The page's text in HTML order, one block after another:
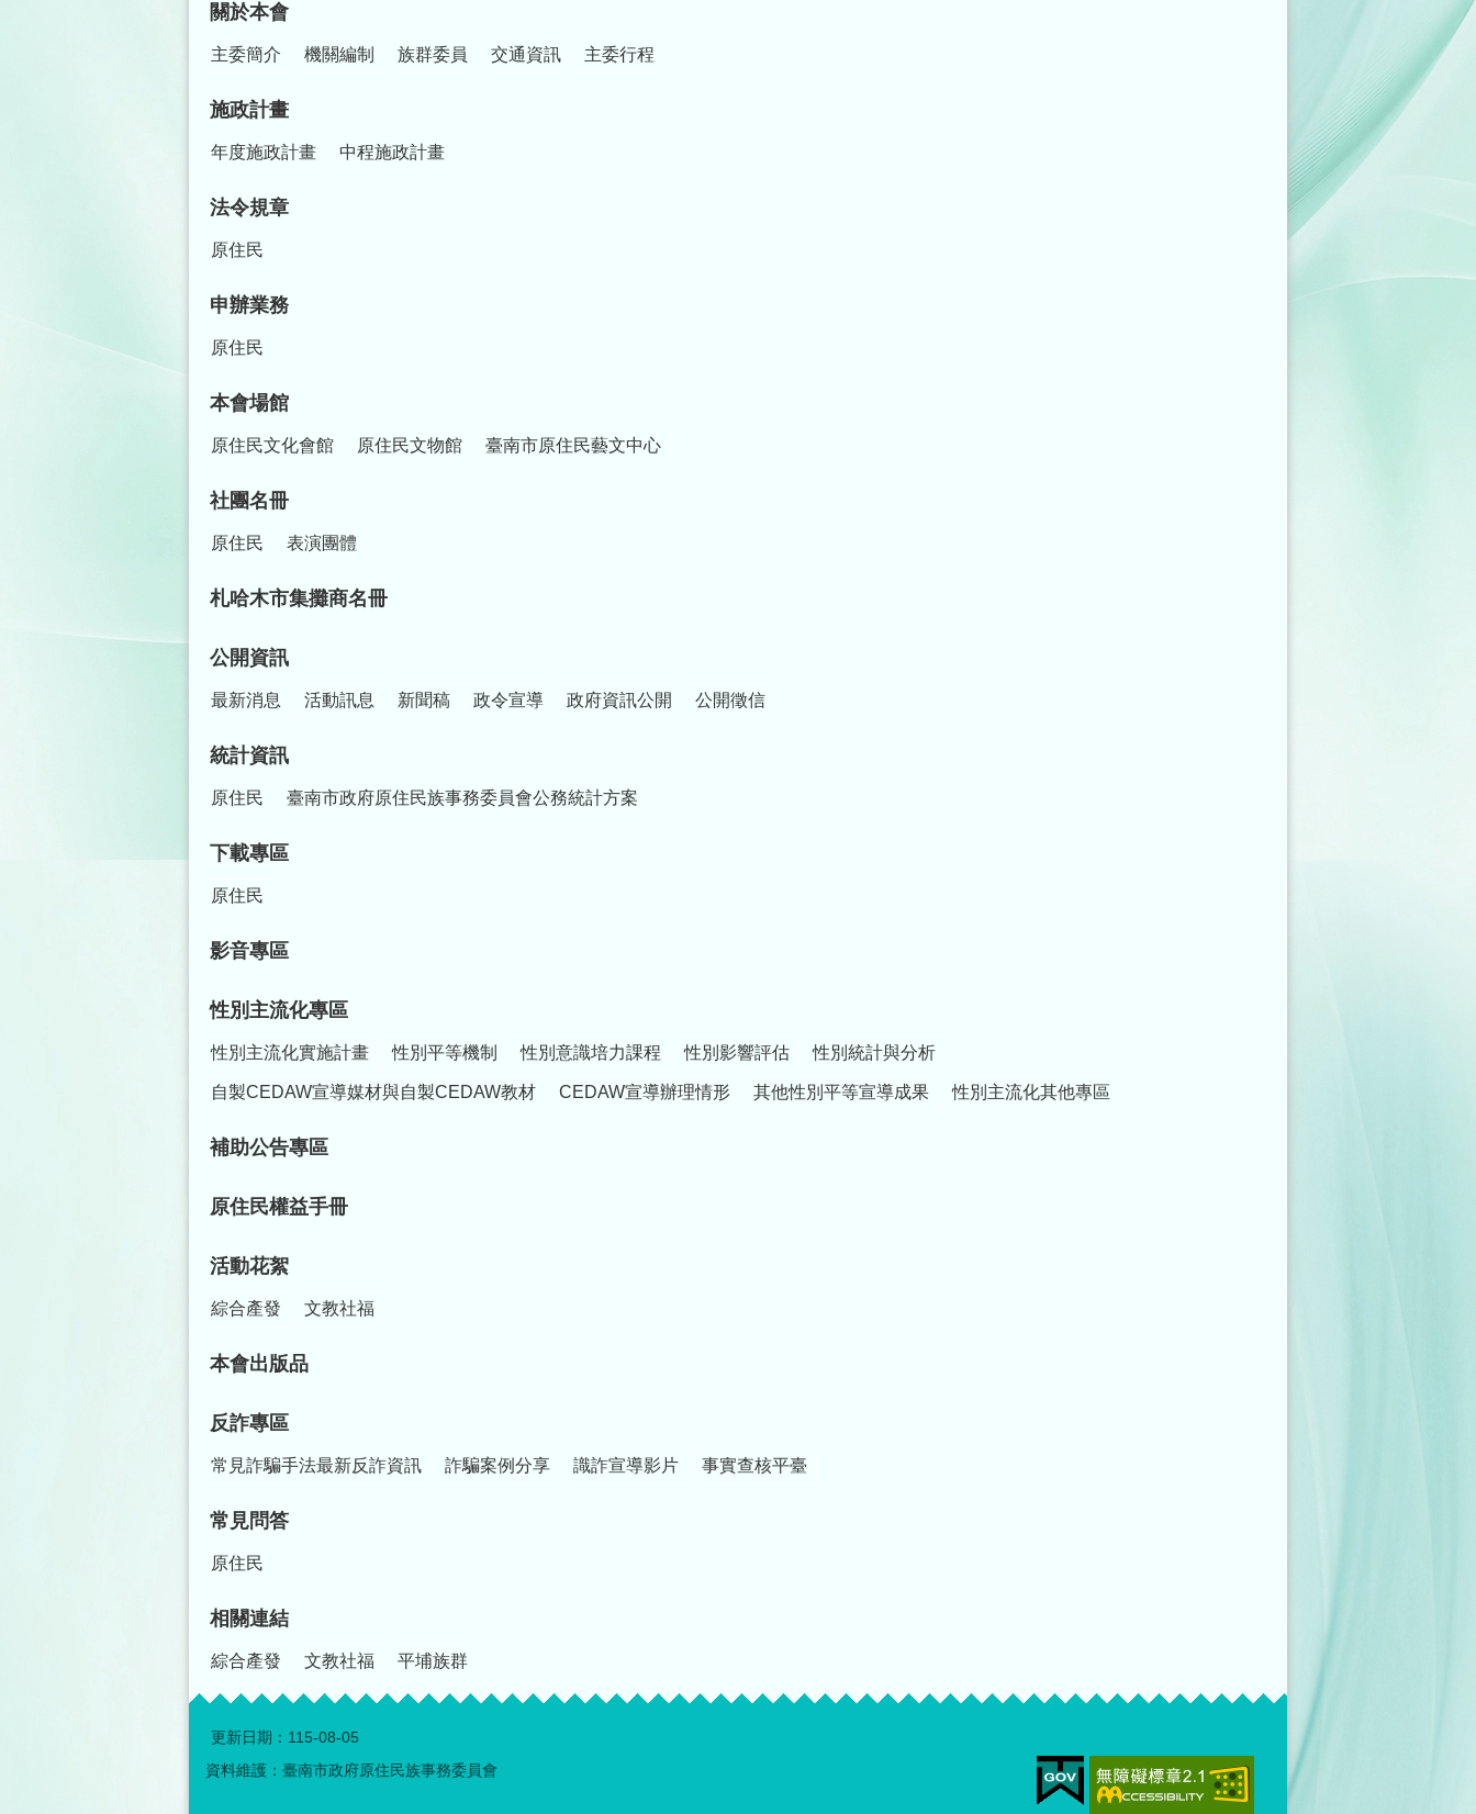
關於本會
主委簡介 機關編制 族群委員 交通資訊 主委行程
施政計畫
年度施政計畫 中程施政計畫
法令規章
原住民
申辦業務
原住民
本會場館
原住民文化會館 原住民文物館 臺南市原住民藝文中心
社團名冊
原住民 表演團體
札哈木市集攤商名冊
公開資訊
最新消息 活動訊息 新聞稿 政令宣導 政府資訊公開 公開徵信
統計資訊
原住民 臺南市政府原住民族事務委員會公務統計方案
下載專區
原住民
影音專區
性別主流化專區
性別主流化實施計畫 性別平等機制 性別意識培力課程 性別影響評估 性別統計與分析
自製CEDAW宣導媒材與自製CEDAW教材 CEDAW宣導辦理情形 其他性別平等宣導成果 性別主流化其他專區
補助公告專區
原住民權益手冊
活動花絮
綜合產發 文教社福
本會出版品
反詐專區
常見詐騙手法最新反詐資訊 詐騙案例分享 識詐宣導影片 事實查核平臺
常見問答
原住民
相關連結
綜合產發 文教社福 平埔族群
更新日期： 115-08-05
資料維護：臺南市政府原住民族事務委員會